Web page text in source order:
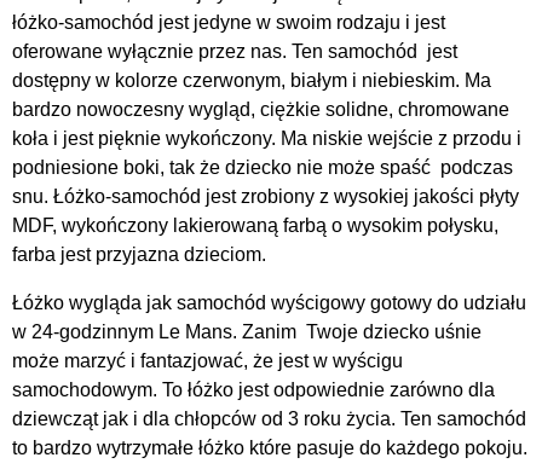
łóżko-samochód jest jedyne w swoim rodzaju i jest
oferowane wyłącznie przez nas. Ten samochód jest
dostępny w kolorze czerwonym, białym i niebieskim. Ma
bardzo nowoczesny wygląd, ciężkie solidne, chromowane
koła i jest pięknie wykończony. Ma niskie wejście z przodu i
podniesione boki, tak że dziecko nie może spaść podczas
snu. Łóżko-samochód jest zrobiony z wysokiej jakości płyty
MDF, wykończony lakierowaną farbą o wysokim połysku,
farba jest przyjazna dzieciom.
Łóżko wygląda jak samochód wyścigowy gotowy do udziału
w 24-godzinnym Le Mans. Zanim Twoje dziecko uśnie
może marzyć i fantazjować, że jest w wyścigu
samochodowym. To łóżko jest odpowiednie zarówno dla
dziewcząt jak i dla chłopców od 3 roku życia. Ten samochód
to bardzo wytrzymałe łóżko które pasuje do każdego pokoju.